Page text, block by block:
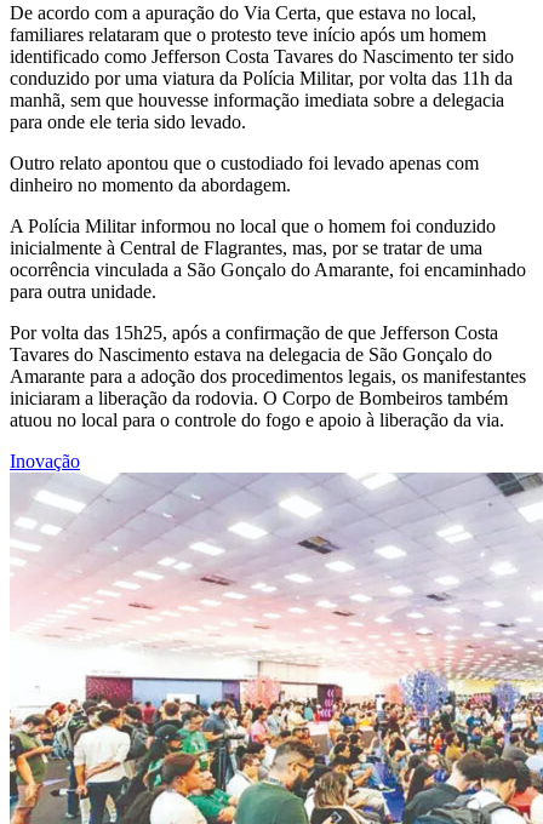
De acordo com a apuração do Via Certa, que estava no local,
familiares relataram que o protesto teve início após um homem
identificado como Jefferson Costa Tavares do Nascimento ter sido
conduzido por uma viatura da Polícia Militar, por volta das 11h da
manhã, sem que houvesse informação imediata sobre a delegacia
para onde ele teria sido levado.
Outro relato apontou que o custodiado foi levado apenas com
dinheiro no momento da abordagem.
A Polícia Militar informou no local que o homem foi conduzido
inicialmente à Central de Flagrantes, mas, por se tratar de uma
ocorrência vinculada a São Gonçalo do Amarante, foi encaminhado
para outra unidade.
Por volta das 15h25, após a confirmação de que Jefferson Costa
Tavares do Nascimento estava na delegacia de São Gonçalo do
Amarante para a adoção dos procedimentos legais, os manifestantes
iniciaram a liberação da rodovia. O Corpo de Bombeiros também
atuou no local para o controle do fogo e apoio à liberação da via.
Inovação